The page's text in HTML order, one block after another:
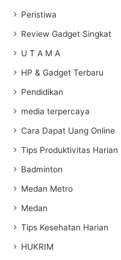
Peristiwa
Review Gadget Singkat
U T A M A
HP & Gadget Terbaru
Pendidikan
media terpercaya
Cara Dapat Uang Online
Tips Produktivitas Harian
Badminton
Medan Metro
Medan
Tips Kesehatan Harian
HUKRIM